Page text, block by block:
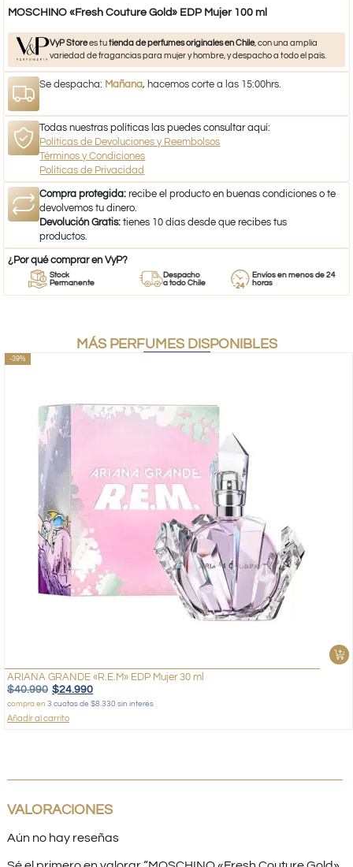
MOSCHINO «Fresh Couture Gold» EDP Mujer 100 ml
VyP Storees tutienda de perfumes originales en Chile, con una amplia
variedad de fragancias para mujer y hombre, y despacho a todo el país.
Se despacha: Mañana, hacemos corte a las 15:00hrs.
Todas nuestras políticas las puedes consultar aquí:
Políticas de Devoluciones y Reembolsos
Términos y Condiciones
Políticas de Privacidad
Compra protegida: recibe el producto en buenas condiciones o te
devolvemos tu dinero.
Devolución Gratis: tienes 10 días desde que recibes tus
productos.
¿Por qué comprar en VyP?
Stock
Permanente
Despacho
a todo Chile
Envíos en menos de 24
horas
MÁS PERFUMES DISPONIBLES
-39%
ARIANA GRANDE «R.E.M» EDP Mujer 30 ml
$40.990 $24.990
compra en 3 cuotas de $8.330 sin interés
Añadir al carrito
VALORACIONES
Aún no hay reseñas